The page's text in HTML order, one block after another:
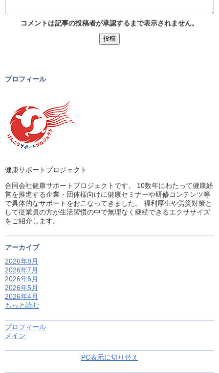
コメントは記事の投稿者が承認するまで表示されません。
プロフィール
健康サポートプロジェクト
合同会社健康サポートプロジェクトです。 10数年にわたって健康経
営を推進する企業・団体様向けに健康セミナーや研修コンテンツ等
で具体的なサポートをおこなってきました。 福利厚生や労災対策と
して従業員の方が生活習慣の中で無理なく継続できるエクササイズ
をご紹介します。
アーカイブ
2026年8月
2026年7月
2026年6月
2026年5月
2026年4月
もっと読む
プロフィール
メイン
PC表示に切り替え